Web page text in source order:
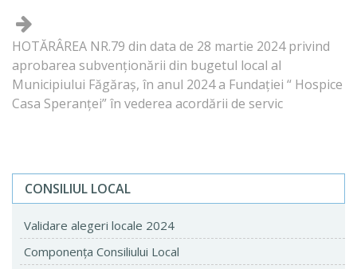
HOTĂRÂREA NR.79 din data de 28 martie 2024 privind
aprobarea subvenționării din bugetul local al
Municipiului Făgăraș, în anul 2024 a Fundației “ Hospice
Casa Speranței” în vederea acordării de servic
CONSILIUL LOCAL
Validare alegeri locale 2024
Componenţa Consiliului Local